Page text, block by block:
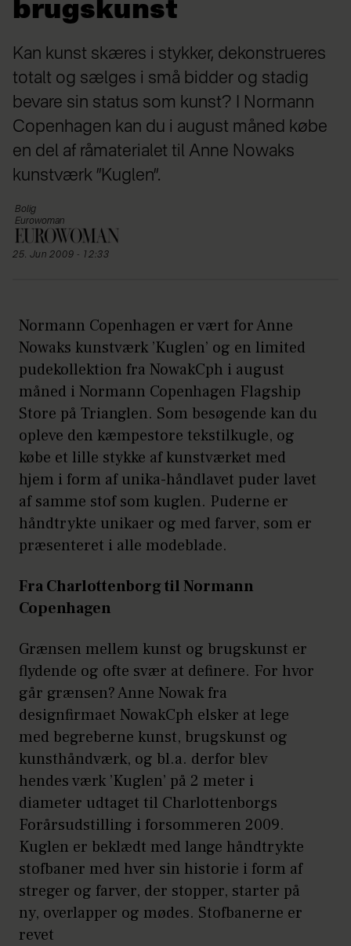
brugskunst
Kan kunst skæres i stykker, dekonstrueres
totalt og sælges i små bidder og stadig
bevare sin status som kunst? I Normann
Copenhagen kan du i august måned købe
en del af råmaterialet til Anne Nowaks
kunstværk ”Kuglen”.
Bolig
Eurowoman
25. Jun 2009 - 12:33
Normann Copenhagen er vært for Anne
Nowaks kunstværk ’Kuglen’ og en limited
pudekollektion fra NowakCph i august
måned i Normann Copenhagen Flagship
Store på Trianglen. Som besøgende kan du
opleve den kæmpestore tekstilkugle, og
købe et lille stykke af kunstværket med
hjem i form af unika-håndlavet puder lavet
af samme stof som kuglen. Puderne er
håndtrykte unikaer og med farver, som er
præsenteret i alle modeblade.
Fra Charlottenborg til Normann
Copenhagen
Grænsen mellem kunst og brugskunst er
flydende og ofte svær at definere. For hvor
går grænsen? Anne Nowak fra
designfirmaet NowakCph elsker at lege
med begreberne kunst, brugskunst og
kunsthåndværk, og bl.a. derfor blev
hendes værk ’Kuglen’ på 2 meter i
diameter udtaget til Charlottenborgs
Forårsudstilling i forsommeren 2009.
Kuglen er beklædt med lange håndtrykte
stofbaner med hver sin historie i form af
streger og farver, der stopper, starter på
ny, overlapper og mødes. Stofbanerne er
revet